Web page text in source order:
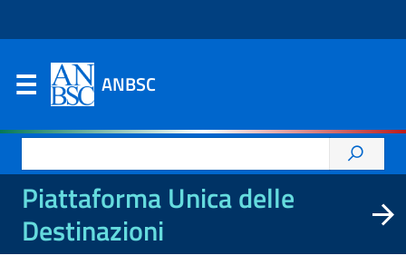
ANBSC
per:
Piattaforma Unica delle
Destinazioni